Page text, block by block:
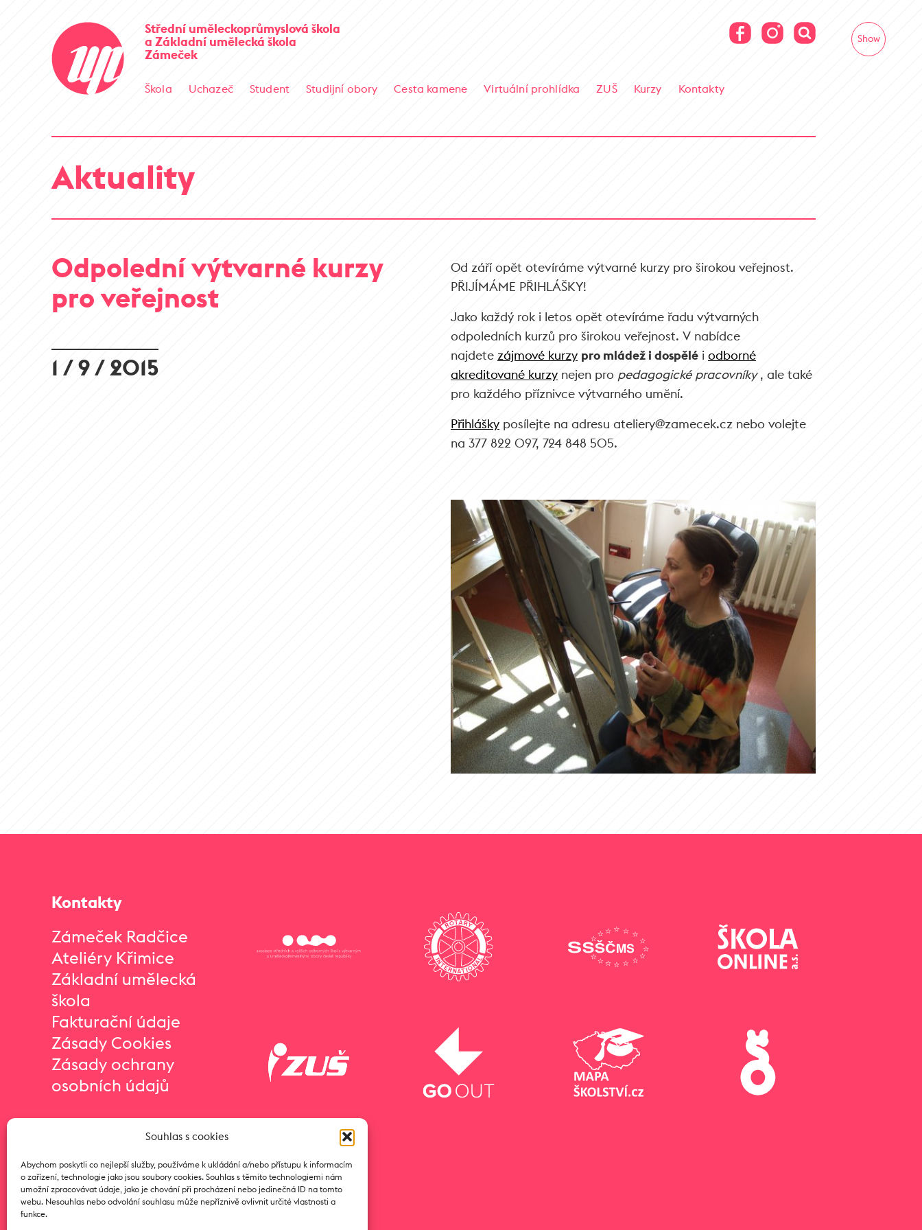
Souhlas s cookies
Abychom poskytli co nejlepší služby, používáme k ukládání a/nebo přístupu k informacím
o zařízení, technologie jako jsou soubory cookies. Souhlas s těmito technologiemi nám
umožní zpracovávat údaje, jako je chování při procházení nebo jedinečná ID na tomto
webu. Nesouhlas nebo odvolání souhlasu může nepříznivě ovlivnit určité vlastnosti a
funkce.
Střední uměleckoprůmyslová škola
a Základní umělecká škola
Zámeček
Škola Uchazeč Student Studijní obory Cesta kamene Virtuální prohlídka ZUŠ Kurzy Kontakty
Aktuality
Odpolední výtvarné kurzy
pro veřejnost
1 / 9 / 2015
Od září opět otevíráme výtvarné kurzy pro širokou veřejnost.
PŘIJÍMÁME PŘIHLÁŠKY!
Jako každý rok i letos opět otevíráme řadu výtvarných
odpoledních kurzů pro širokou veřejnost. V nabídce
najdete zájmové kurzy pro mládež i dospělé i odborné
akreditované kurzy nejen pro pedagogické pracovníky, ale také
pro každého příznivce výtvarného umění.
Přihlášky posílejte na adresu ateliery@zamecek.cz nebo volejte
na 377 822 097, 724 848 505.
Kontakty
Zámeček Radčice
Ateliéry Křimice
Základní umělecká
škola
Fakturační údaje
Zásady Cookies
Zásady ochrany
osobních údajů
Show